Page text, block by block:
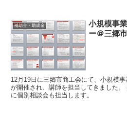
補助金・助成金
小規模事
ー＠三郷
12月19日に三郷市商工会にて、小規模
が開催され、講師を担当してきました。
に個別相談会も担当します。